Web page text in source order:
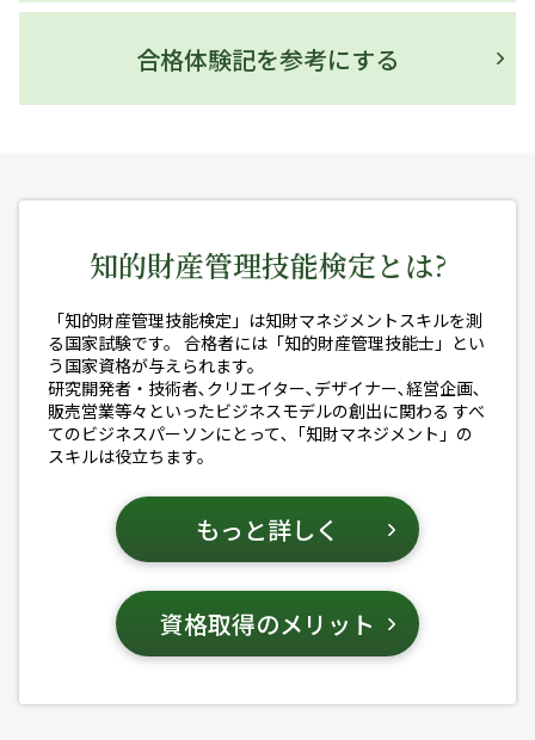
込の際にエラーが発生する可能性があり
ます
する可能性があります。
ご不便をおかけいたしますが、どうぞよろしくお願い申し
上げます。
受検申込の際にエラーが発生する可能性がある期間：2026
年7月14日（火）5：00～6：00（予定）
※同日18:30～21:30には、定期メンテナンスも通常どおり実施いたしま
す。この間、マイページへのログイン・新規登録ができません。
2026年06月19日 第55回検定情報
第55回検定（2026年11月15日実施）の
申込受付を開始しました。
2026年06月05日 第54回検定情報
込受付を締め切りました。
合格体験記を参考にする
知的財産管理技能検定とは?
「知的財産管理技能検定」は知財マネジメントスキルを測
る国家試験です。 合格者には「知的財産管理技能士」とい
う国家資格が与えられます。
研究開発者・技術者､クリエイター､デザイナー､経営企画､
販売営業等々といったビジネスモデルの創出に関わる すべ
てのビジネスパーソンにとって､「知財マネジメント」の
スキルは役立ちます。
もっと詳しく
資格取得のメリット